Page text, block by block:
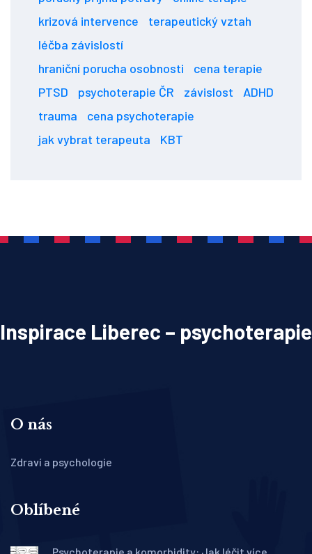
krizová intervence
terapeutický vztah
léčba závislostí
hraniční porucha osobnosti
cena terapie
PTSD
psychoterapie ČR závislost
ADHD
trauma
cena psychoterapie
jak vybrat terapeuta
KBT
Inspirace Liberec – psychoterapie
O nás
Zdraví a psychologie
Oblíbené